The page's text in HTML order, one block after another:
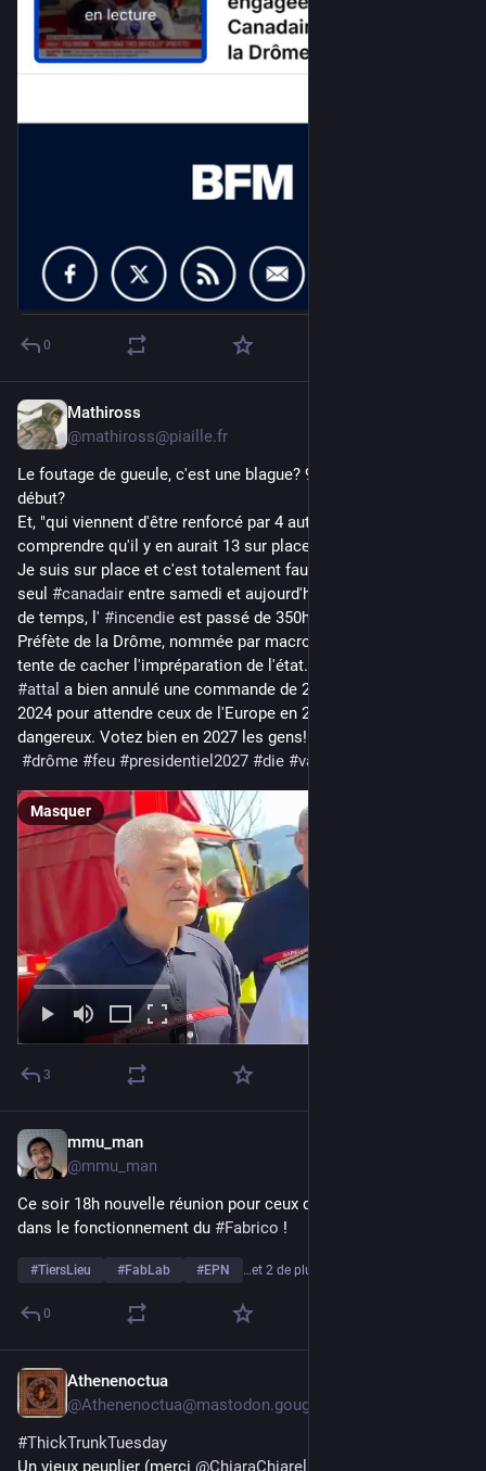
0
Mathiross
@mathiross@piaille.fr
Le foutage de gueule, c'est une blague? 9 canadairs depuis le
début?
Et, "qui viennent d'être renforcé par 4 autres" ? Elle ose laisser
comprendre qu'il y en aurait 13 sur place??
Je suis sur place et c'est totalement faux. Il n'y a plus eu un
seul #canadair entre samedi et aujourd'hui, et pendant ce laps
de temps, l' #incendie est passé de 350ha à 3000ha.
Préfète de la Drôme, nommée par macron, il faut bien qu'elle
tente de cacher l'impréparation de l'état.
#attal a bien annulé une commande de 2 canadairs sur 4 en
2024 pour attendre ceux de l'Europe en 2032.Ils sont
dangereux. Votez bien en 2027 les gens!
#drôme #feu #presidentiel2027 #die #valleedeladrome
Masquer
3
mmu_man
@mmu_man
Ce soir 18h nouvelle réunion pour ceux qui veulent s'impliquer
dans le fonctionnement du #Fabrico !
#TiersLieu #FabLab #EPN …et 2 de plus
0
Athenenoctua
@Athenenoctua@mastodon.gougere.fr
#ThickTrunkTuesday
Un vieux peuplier (merci @ChiaraChiarel